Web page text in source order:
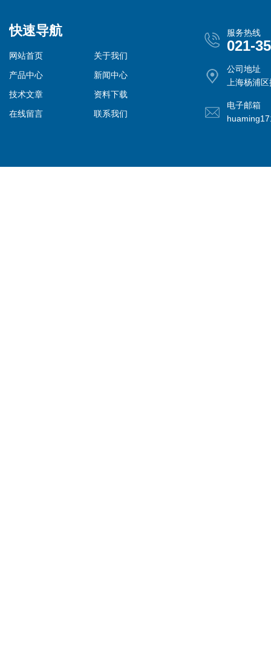
快速导航
网站首页
关于我们
产品中心
新闻中心
技术文章
资料下载
在线留言
联系我们
服务热线
021-
公司地址
上海杨浦
电子邮箱